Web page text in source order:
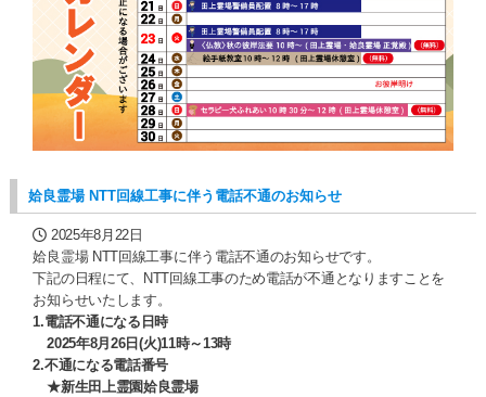
姶良霊場 NTT回線工事に伴う電話不通のお知らせ
2025年8月22日
姶良霊場 NTT回線工事に伴う電話不通のお知らせです。
下記の日程にて、NTT回線工事のため電話が不通となりますことを
お知らせいたします。
1.電話不通になる日時
2025年8月26日(火)11時～13時
2.不通になる電話番号
★新生田上霊園姶良霊場